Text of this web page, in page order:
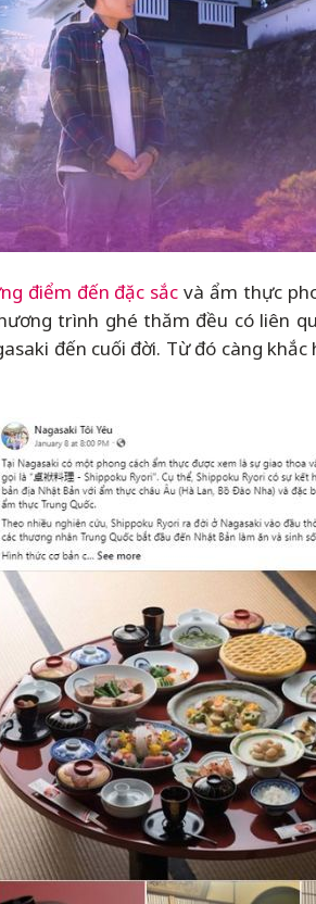
điểm đến đặc sắc và ẩm thực
trình ghé thăm đều có liên
đến cuối đời. Từ đó càng